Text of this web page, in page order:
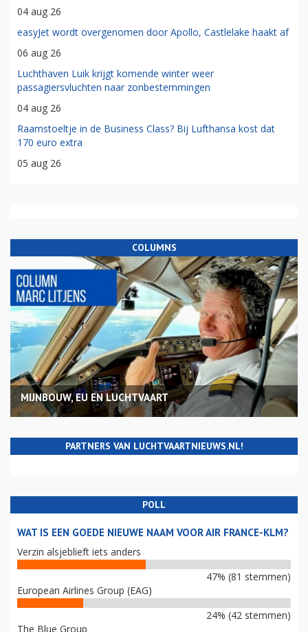
04 aug 26
easyJet wordt overgenomen door Apollo, Castlelake haakt af
06 aug 26
Luchthaven Luik krijgt komende winter weer
passagiersvluchten naar zonbestemmingen
04 aug 26
Raamstoeltje in de Business Class? Bij Lufthansa kost dat
170 euro extra
05 aug 26
COLUMNS
MIJNBOUW, EU EN LUCHTVAART
PARTNERS VAN LUCHTVAARTNIEUWS.NL!
POLL
WAT IS EEN GOEDE NIEUWE NAAM VOOR AIR FRANCE-KLM?
Verzin alsjeblieft iets anders
47% (81 stemmen)
European Airlines Group (EAG)
24% (42 stemmen)
The Blue Group